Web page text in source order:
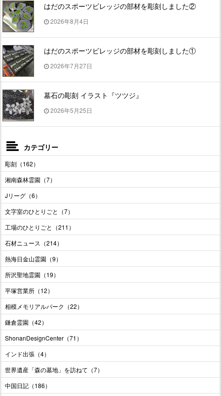
はだのスポーツビレッジの部材を彫刻しました②
2026年8月4日
はだのスポーツビレッジの部材を彫刻しました①
2026年7月27日
墓石の彫刻 イラスト『ツツジ』
2026年5月25日
カテゴリー
彫刻（162）
湘南森林霊園（7）
Jリーグ（6）
文字室のひとりごと（7）
工場のひとりごと（211）
石材ニュース（214）
熱海日金山霊園（9）
所沢聖地霊園（19）
平塚営業所（12）
相模メモリアルパーク（22）
鎌倉霊園（42）
ShonanDesignCenter（71）
インド出張（4）
世界遺産「森の墓地」を訪ねて（7）
中国日記（186）